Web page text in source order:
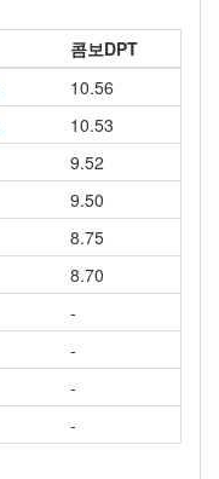
콤보DPT
10.56
10.53
9.52
9.50
8.75
8.70
-
-
-
-